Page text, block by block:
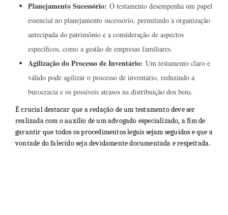
Planejamento Sucessório: O testamento desempenha um papel
essencial no planejamento sucessório, permitindo a organização
antecipada do patrimônio e a consideração de aspectos
específicos, como a gestão de empresas familiares.
Agilização do Processo de Inventário: Um testamento claro e
válido pode agilizar o processo de inventário, reduzindo a
burocracia e os possíveis atrasos na distribuição dos bens.
É crucial destacar que a redação de um testamento deve ser
realizada com o auxílio de um advogado especializado, a fim de
garantir que todos os procedimentos legais sejam seguidos e que a
vontade do falecido seja devidamente documentada e respeitada.